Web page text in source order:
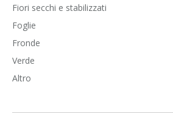
Fiori secchi e stabilizzati
Foglie
Fronde
Verde
Altro